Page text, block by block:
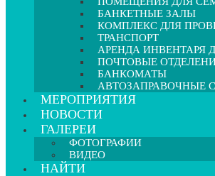
БАНКЕТНЫЕ ЗАЛЫ
КОМПЛЕКС ДЛЯ
ТРАНСПОРТ
АРЕНДА ИНВЕНТАРЯ
ПОЧТОВЫЕ
БАНКОМАТЫ
АВТОЗАПРАВОЧНЫЕ
МЕРОПРИЯТИЯ
НОВОСТИ
ГАЛЕРЕИ
ФОТОГРАФИИ
ВИДЕО
НАЙТИ